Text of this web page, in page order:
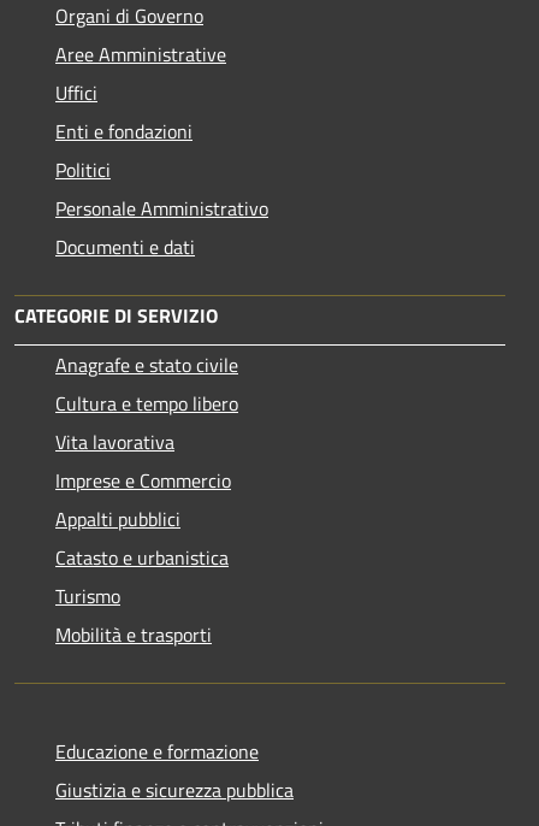
Organi di Governo
Aree Amministrative
Uffici
Enti e fondazioni
Politici
Personale Amministrativo
Documenti e dati
CATEGORIE DI SERVIZIO
Anagrafe e stato civile
Cultura e tempo libero
Vita lavorativa
Imprese e Commercio
Appalti pubblici
Catasto e urbanistica
Turismo
Mobilità e trasporti
Educazione e formazione
Giustizia e sicurezza pubblica